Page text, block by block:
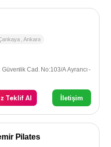
,Ankara
Cad. No:103/A Ayrancı -
Teklif Al İletişim
Pilates